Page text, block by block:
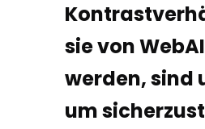
sie von
werden, sind
um